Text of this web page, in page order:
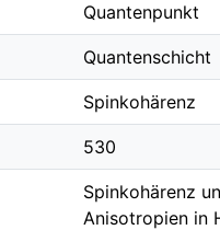
Quantenpunkt
Quantenschicht
Spinkohärenz
530
Spinkohärenz
Anisotropien in